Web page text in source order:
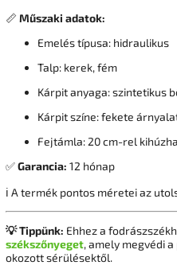
📏 Műszaki adatok:
Emelés típusa: hidraulikus
Talp: kerek, fém
Kárpit anyaga: szintetikus
Kárpit színe: fekete
Fejtámla: 20 cm-rel
✅Garancia: 12 hónap
ℹ️ A termék pontos méretei az
💡 Tippünk: Ehhez a
székszőnyeget, amely megvédi
okozott sérülésektől.